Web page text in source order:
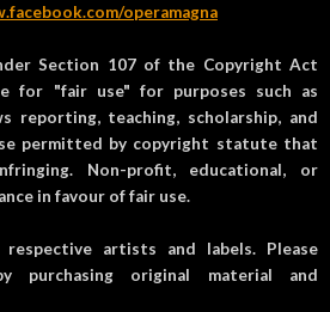
operamagna
Section 107 of the Copyright Act
for "fair use" for purposes such as
reporting, teaching, scholarship, and
permitted by copyright statute that
Non-profit, educational, or
in favour of fair use.
artists and labels. Please
purchasing original material and